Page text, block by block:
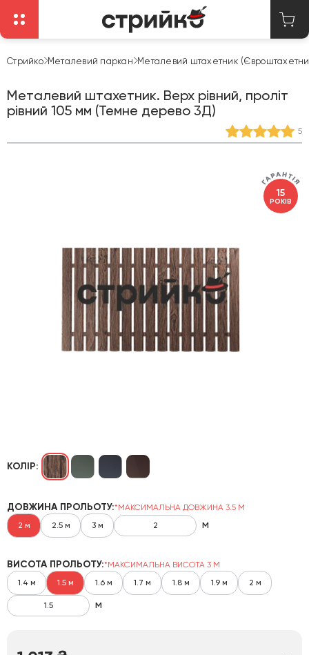
Стрийко Металевий паркан Металевий штахетник
Металевий штахетник. Верх рівний, проліт
рівний 105 мм (Темне дерево 3Д)
5
15
РОКІВ
КОЛІР:
ДОВЖИНА ПРОЛЬОТУ:*МАКСИМАЛЬНА ДОВЖИНА 3.5 М
2 м
2.5 м 3 м м
ВИСОТА ПРОЛЬОТУ:*МАКСИМАЛЬНА ВИСОТА 3 М
1.4 м
1.5 м 1.6 м 1.7 м 1.8 м 1.9 м 2 м
м